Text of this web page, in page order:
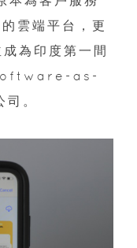
雲端平台，更
為印度第一間
as-
。